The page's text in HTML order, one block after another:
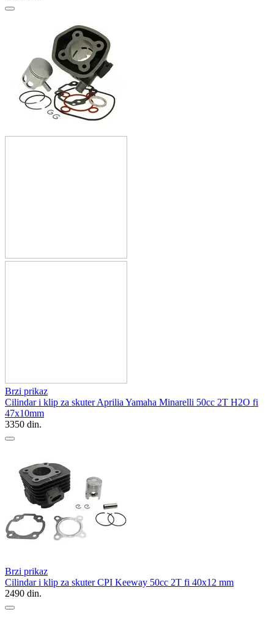
Brzi prikaz
Cilindar i klip za skuter Aprilia Yamaha Minarelli 50cc 2T H2O fi
47x10mm
3350 din.
Brzi prikaz
Cilindar i klip za skuter CPI Keeway 50cc 2T fi 40x12 mm
2490 din.